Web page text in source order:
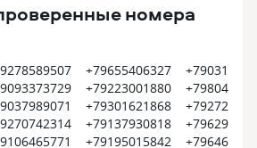
номера
+79655406327
+79223001880
+79301621868
+79137930818
+79195015842